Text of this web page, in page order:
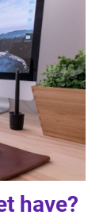
have?